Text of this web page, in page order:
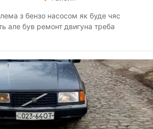
з бензо насосом як буде чяс
але був ремонт двигуна треба